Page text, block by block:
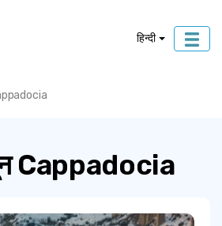
हिन्दी
Cappadocia